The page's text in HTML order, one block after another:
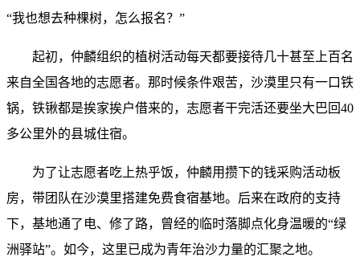
“我也想去种棵树，怎么报名？”
起初，仲麟组织的植树活动每天都要接待几十甚至上百名
来自全国各地的志愿者。那时候条件艰苦，沙漠里只有一口铁
锅，铁锹都是挨家挨户借来的，志愿者干完活还要坐大巴回40
多公里外的县城住宿。
为了让志愿者吃上热乎饭，仲麟用攒下的钱采购活动板
房，带团队在沙漠里搭建免费食宿基地。后来在政府的支持
下，基地通了电、修了路，曾经的临时落脚点化身温暖的“绿
洲驿站”。如今，这里已成为青年治沙力量的汇聚之地。